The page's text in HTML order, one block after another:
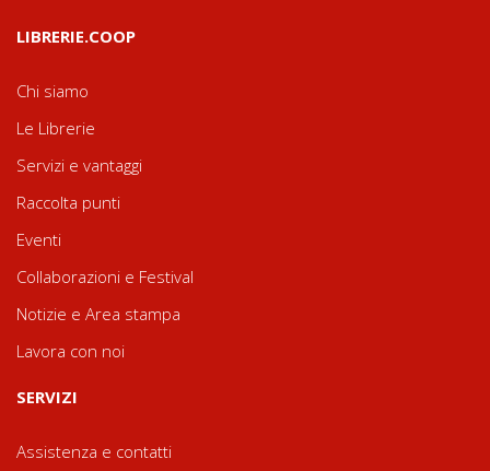
LIBRERIE.COOP
Chi siamo
Le Librerie
Servizi e vantaggi
Raccolta punti
Eventi
Collaborazioni e Festival
Notizie e Area stampa
Lavora con noi
SERVIZI
Assistenza e contatti